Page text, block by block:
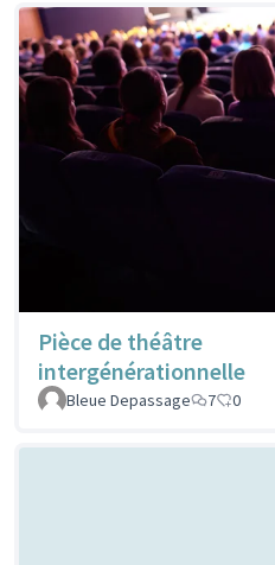
Pièce de théâtre
intergénérationnelle
Bleue Depassage
7 0